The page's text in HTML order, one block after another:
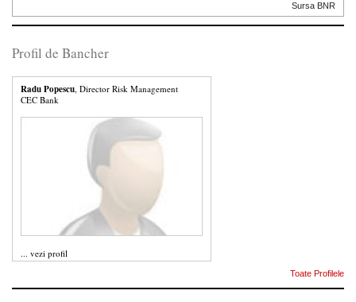
Sursa BNR
Profil de Bancher
Radu Popescu, Director Risk Management
CEC Bank
... vezi profil
Toate Profilele